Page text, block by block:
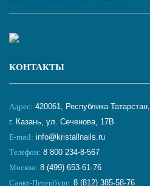
КОНТАКТЫ
Адрес: 420061, Республика Татарстан,
г. Казань, ул. Сеченова, 17В
E-mail: info@kristallnails.ru
Телефон: 8 800 234-8-567
Москва: 8 (499) 653-61-76
Санкт-Петербург: 8 (812) 385-58-76